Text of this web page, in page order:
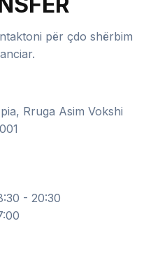
për çdo shërbim
Rruga Asim Vokshi
- 20:30